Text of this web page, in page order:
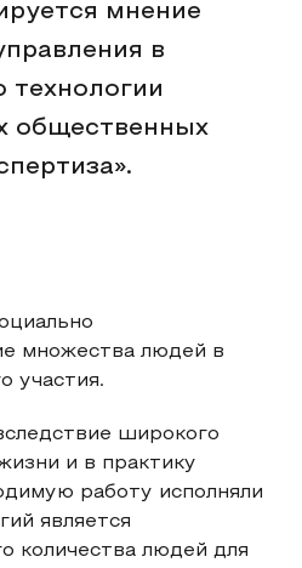
мнение
в
технологии
общественных
множества людей в
участия.
широкого
и в практику
работу исполняли
является
количества людей для